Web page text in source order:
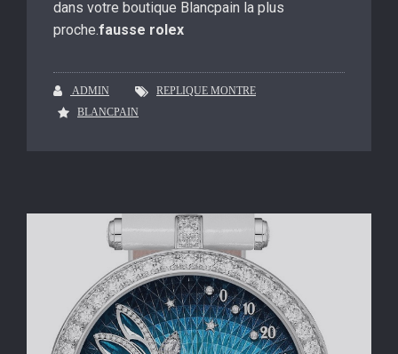
dans votre boutique Blancpain la plus
proche.fausse rolex
ADMIN
REPLIQUE MONTRE
BLANCPAIN